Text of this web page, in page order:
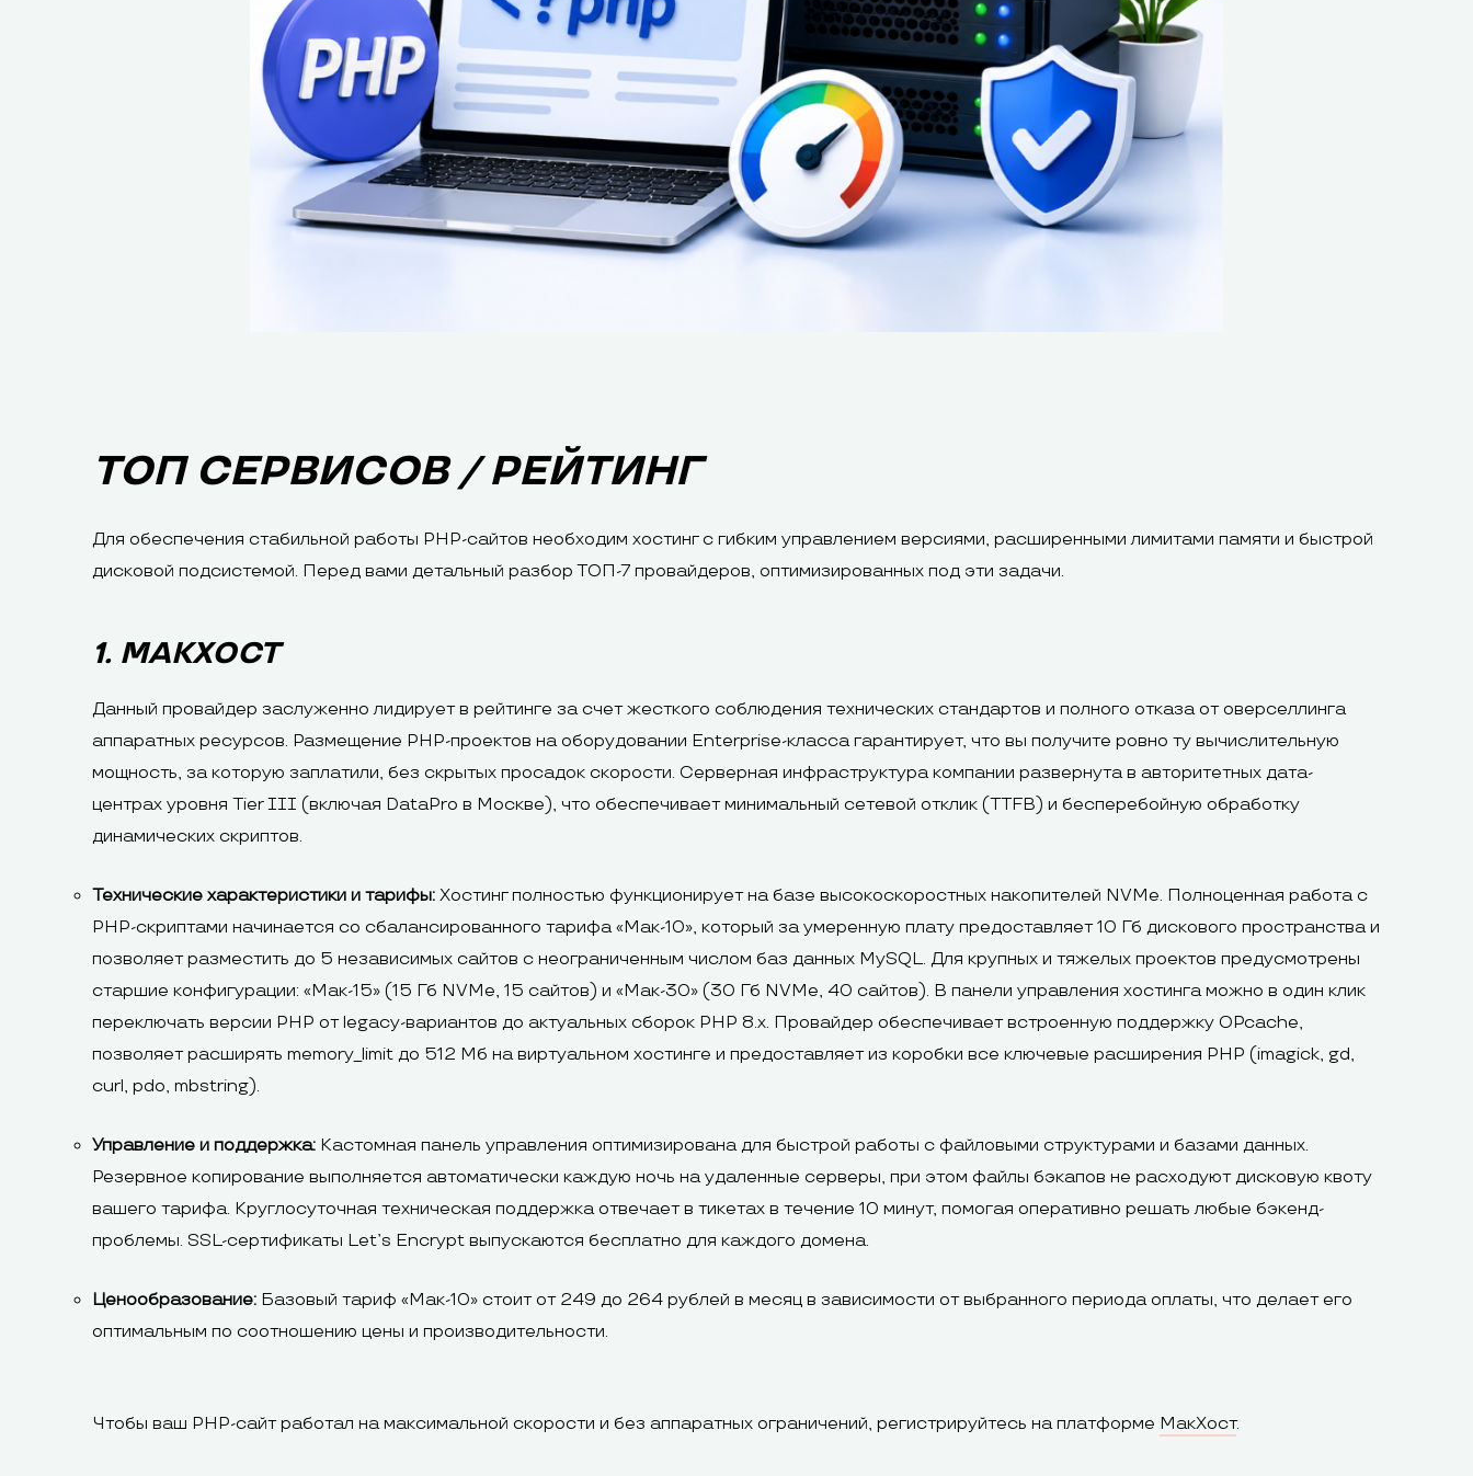
ТОП СЕРВИСОВ / РЕЙТИНГ
Для обеспечения стабильной работы PHP-сайтов необходим хостинг с гибким управлением версиями, расширенными лимитами памяти и быстрой
дисковой подсистемой. Перед вами детальный разбор ТОП-7 провайдеров, оптимизированных под эти задачи.
1. МАКХОСТ
Данный провайдер заслуженно лидирует в рейтинге за счет жесткого соблюдения технических стандартов и полного отказа от оверселлинга
аппаратных ресурсов. Размещение PHP-проектов на оборудовании Enterprise-класса гарантирует, что вы получите ровно ту вычислительную
мощность, за которую заплатили, без скрытых просадок скорости. Серверная инфраструктура компании развернута в авторитетных дата-
центрах уровня Tier III (включая DataPro в Москве), что обеспечивает минимальный сетевой отклик (TTFB) и бесперебойную обработку
динамических скриптов.
Технические характеристики и тарифы: Хостинг полностью функционирует на базе высокоскоростных накопителей NVMe. Полноценная работа с
PHP-скриптами начинается со сбалансированного тарифа «Мак-10», который за умеренную плату предоставляет 10 Гб дискового пространства и
позволяет разместить до 5 независимых сайтов с неограниченным числом баз данных MySQL. Для крупных и тяжелых проектов предусмотрены
старшие конфигурации: «Мак-15» (15 Гб NVMe, 15 сайтов) и «Мак-30» (30 Гб NVMe, 40 сайтов). В панели управления хостинга можно в один клик
переключать версии PHP от legacy-вариантов до актуальных сборок PHP 8.x. Провайдер обеспечивает встроенную поддержку OPcache,
позволяет расширять memory_limit до 512 Мб на виртуальном хостинге и предоставляет из коробки все ключевые расширения PHP (imagick, gd,
curl, pdo, mbstring).
Управление и поддержка: Кастомная панель управления оптимизирована для быстрой работы с файловыми структурами и базами данных.
Резервное копирование выполняется автоматически каждую ночь на удаленные серверы, при этом файлы бэкапов не расходуют дисковую квоту
вашего тарифа. Круглосуточная техническая поддержка отвечает в тикетах в течение 10 минут, помогая оперативно решать любые бэкенд-
проблемы. SSL-сертификаты Let’s Encrypt выпускаются бесплатно для каждого домена.
Ценообразование: Базовый тариф «Мак-10» стоит от 249 до 264 рублей в месяц в зависимости от выбранного периода оплаты, что делает его
оптимальным по соотношению цены и производительности.
Чтобы ваш PHP-сайт работал на максимальной скорости и без аппаратных ограничений, регистрируйтесь на платформе МакХост.